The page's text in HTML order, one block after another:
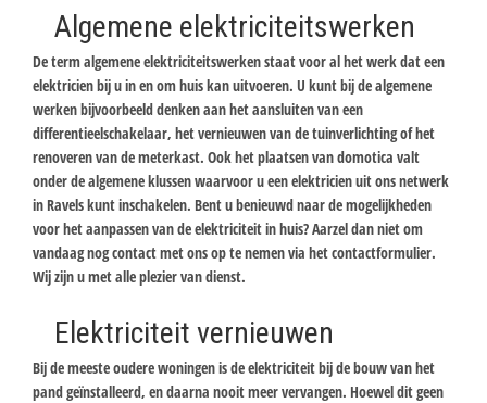
Algemene elektriciteitswerken
De term algemene elektriciteitswerken staat voor al het werk dat een
elektricien bij u in en om huis kan uitvoeren. U kunt bij de algemene
werken bijvoorbeeld denken aan het aansluiten van een
differentieelschakelaar, het vernieuwen van de tuinverlichting of het
renoveren van de meterkast. Ook het plaatsen van domotica valt
onder de algemene klussen waarvoor u een elektricien uit ons netwerk
in Ravels kunt inschakelen. Bent u benieuwd naar de mogelijkheden
voor het aanpassen van de elektriciteit in huis? Aarzel dan niet om
vandaag nog contact met ons op te nemen via het contactformulier.
Wij zijn u met alle plezier van dienst.
Elektriciteit vernieuwen
Bij de meeste oudere woningen is de elektriciteit bij de bouw van het
pand geïnstalleerd, en daarna nooit meer vervangen. Hoewel dit geen